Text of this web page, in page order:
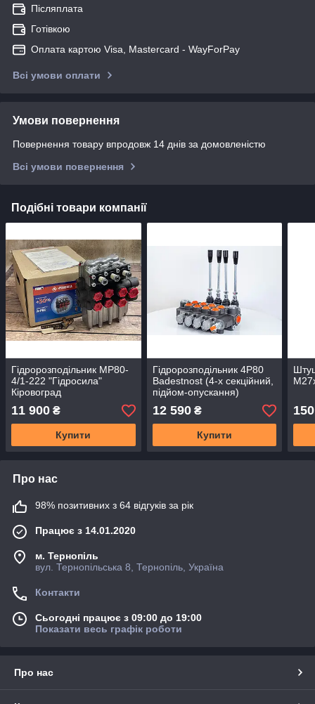
Післяплата
Готівкою
Оплата картою Visa, Mastercard - WayForPay
Всі умови оплати
Умови повернення
Повернення товару впродовж 14 днів за домовленістю
Всі умови повернення
Подібні товари компанії
Гідророзподільник МР80-
4/1-222 "Гідросила"
Кіровоград
11 900 ₴
Купити
Гідророзподільник 4Р80
Badestnost (4-х секційний,
підйом-опускання)
12 590₴
Купити
150
Про нас
98% позитивних з 64 відгуків за рік
Працює з 14.01.2020
м. Тернопіль
вул. Тернопільська 8, Тернопіль, Україна
Контакти
Сьогодні працює з 09:00 до 19:00
Показати весь графік роботи
Про нас